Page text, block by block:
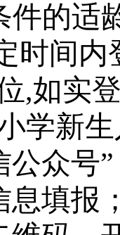
件的适
时间
,如实
学新
公众号
息填报